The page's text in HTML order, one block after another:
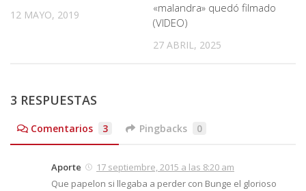
12 MAYO, 2019
«malandra» quedó filmado
(VIDEO)
27 ABRIL, 2025
3 RESPUESTAS
Comentarios 3 Pingbacks 0
Aporte
17 septiembre, 2015 a las 8:20 am
Que papelon si llegaba a perder con Bunge el glorioso